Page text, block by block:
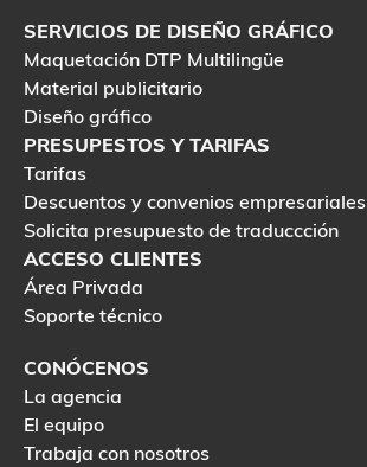
SERVICIOS DE DISEÑO GRÁFICO
Maquetación DTP Multilingüe
Material publicitario
Diseño gráfico
PRESUPESTOS Y TARIFAS
Tarifas
Descuentos y convenios empresariales
Solicita presupuesto de traduccción
ACCESO CLIENTES
Área Privada
Soporte técnico
CONÓCENOS
La agencia
El equipo
Trabaja con nosotros